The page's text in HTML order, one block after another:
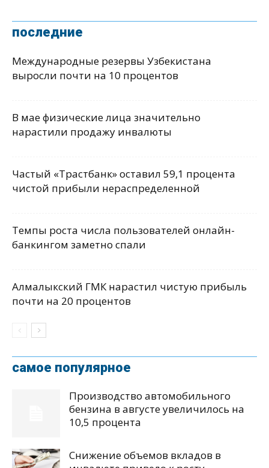
последние
Международные резервы Узбекистана
выросли почти на 10 процентов
В мае физические лица значительно
нарастили продажу инвалюты
Частый «Трастбанк» оставил 59,1 процента
чистой прибыли нераспределенной
Темпы роста числа пользователей онлайн-
банкингом заметно спали
Алмалыкский ГМК нарастил чистую прибыль
почти на 20 процентов
самое популярное
Производство автомобильного
бензина в августе увеличилось на
10,5 процента
Снижение объемов вкладов в